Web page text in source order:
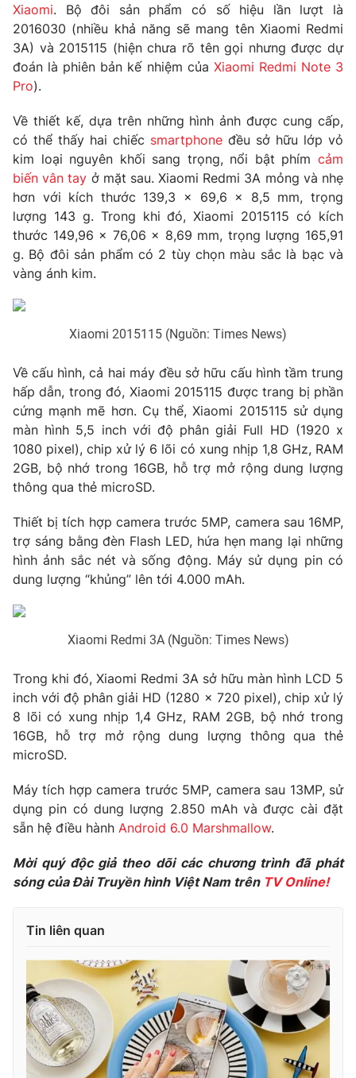
Phim VTV
Hậu trường
Nhân vật
Giải sao mai
Giải trí
Điện ảnh
Âm nhạc
Sao
Đời sống
Làm đẹp
Chất lượng cuộc sống
Giáo dục
Tuyển sinh
Học trực tuyến
Công nghệ
Hitech Công nghệ tương lai
Sản phẩm
Thị trường
Giao lưu trực tuyến
Lịch phát sóng
Chuyên mục khác
Podcast
Photo Infographic
Video Shorts video
VTV Money
VTV Sức khoẻ Bất động sản
Thị trường 24h Tấm lòng Việt
VTV4
Liên hệ tòa soạn English
THỜI BÁO VTV
Theo dõi báo trên
Giấy phép hoạt động báo in và báo điện tử số 483/GP-BTTTT
cấp ngày 29/12/2023
Tổng Biên tập:
Vũ Thanh Thủy
Phó Tổng Biên tập:
Nguyễn Thị Mỹ Hạnh, Phạm Quốc Thắng,
Nguyễn Trọng Ninh
Tổng đài VTV:024.38 355 931 - 024.38 355 932
Xiaomi. Bộ đôi sản phẩm có số hiệu lần lượt là
2016030 (nhiều khả năng sẽ mang tên Xiaomi Redmi
3A) và 2015115 (hiện chưa rõ tên gọi nhưng được dự
đoán là phiên bản kế nhiệm của Xiaomi Redmi Note 3
Pro).
Về thiết kế, dựa trên những hình ảnh được cung cấp,
có thể thấy hai chiếc smartphone đều sở hữu lớp vỏ
kim loại nguyên khối sang trọng, nổi bật phím cảm
biến vân tay ở mặt sau. Xiaomi Redmi 3A mỏng và nhẹ
hơn với kích thước 139,3 × 69,6 × 8,5 mm, trọng
lượng 143 g. Trong khi đó, Xiaomi 2015115 có kích
thước 149,96 × 76,06 × 8,69 mm, trọng lượng 165,91
g. Bộ đôi sản phẩm có 2 tùy chọn màu sắc là bạc và
vàng ánh kim.
Xiaomi 2015115 (Nguồn: Times News)
Về cấu hình, cả hai máy đều sở hữu cấu hình tầm trung
hấp dẫn, trong đó, Xiaomi 2015115 được trang bị phần
cứng mạnh mẽ hơn. Cụ thể, Xiaomi 2015115 sử dụng
màn hình 5,5 inch với độ phân giải Full HD (1920 x
1080 pixel), chip xử lý 6 lõi có xung nhịp 1,8 GHz, RAM
2GB, bộ nhớ trong 16GB, hỗ trợ mở rộng dung lượng
thông qua thẻ microSD.
Thiết bị tích hợp camera trước 5MP, camera sau 16MP,
trợ sáng bằng đèn Flash LED, hứa hẹn mang lại những
hình ảnh sắc nét và sống động. Máy sử dụng pin có
dung lượng “khủng” lên tới 4.000 mAh.
Xiaomi Redmi 3A (Nguồn: Times News)
Trong khi đó, Xiaomi Redmi 3A sở hữu màn hình LCD 5
inch với độ phân giải HD (1280 x 720 pixel), chip xử lý
8 lõi có xung nhịp 1,4 GHz, RAM 2GB, bộ nhớ trong
16GB, hỗ trợ mở rộng dung lượng thông qua thẻ
microSD.
Máy tích hợp camera trước 5MP, camera sau 13MP, sử
dụng pin có dung lượng 2.850 mAh và được cài đặt
sẵn hệ điều hành Android 6.0 Marshmallow.
Mời quý độc giả theo dõi các chương trình đã phát
sóng của Đài Truyền hình Việt Nam trên TV Online!
Tin liên quan